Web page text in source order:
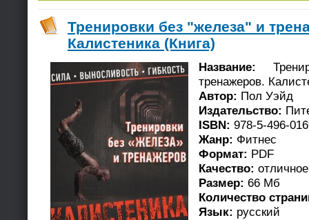
Тренировки без "железа" и
Калистеника (Книга)
Название:
тренажеров.
Автор: Пол Уэйд
Издательство:
ISBN: 978-5-496-
Жанр: Фитнес
Формат: PDF
Качество: отличное
Размер: 66 Мб
Количество
Язык: русский